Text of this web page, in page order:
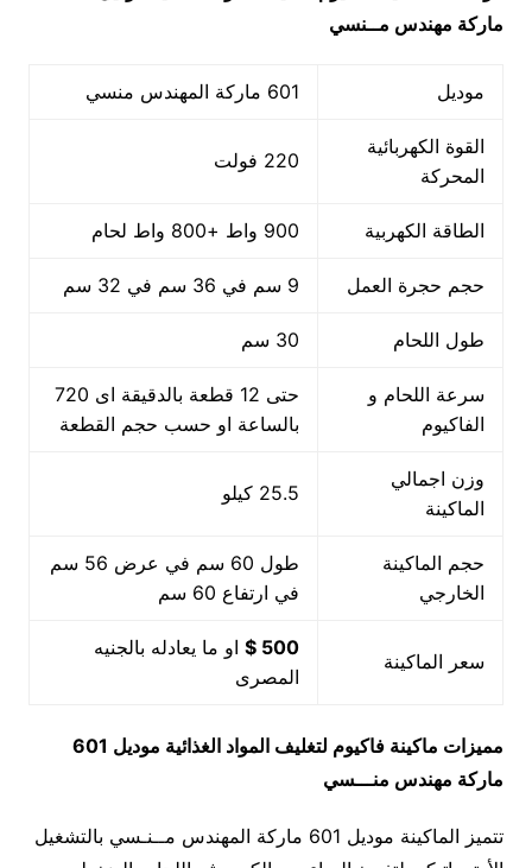
ماركة مهندس مــنسي
موديل 601 ماركة المهندس منسي
القوة الكهربائية
المحركة
220 فولت
الطاقة الكهربية 900 واط +800 واط لحام
حجم حجرة العمل 9 سم في 36 سم في 32 سم
طول اللحام 30 سم
سرعة اللحام و
الفاكيوم
حتى 12 قطعة بالدقيقة اى 720
بالساعة او حسب حجم القطعة
وزن اجمالي
الماكينة
25.5 كيلو
حجم الماكينة
الخارجي
طول 60 سم في عرض 56 سم
في ارتفاع 60 سم
سعر الماكينة
500 $
او ما يعادله بالجنيه
المصرى
مميزات ماكينة فاكيوم لتغليف المواد الغذائية
موديل 601
ماركة مهندس منـــسي
تتميز الماكينة موديل 601 ماركة المهندس مــنـسي بالتشغيل